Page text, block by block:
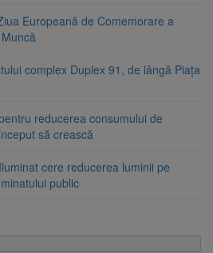
Europeană de Comemorare a
complex Duplex 91, de lângă Piața
reducerea consumului de
să crească
cere reducerea luminii pe
public